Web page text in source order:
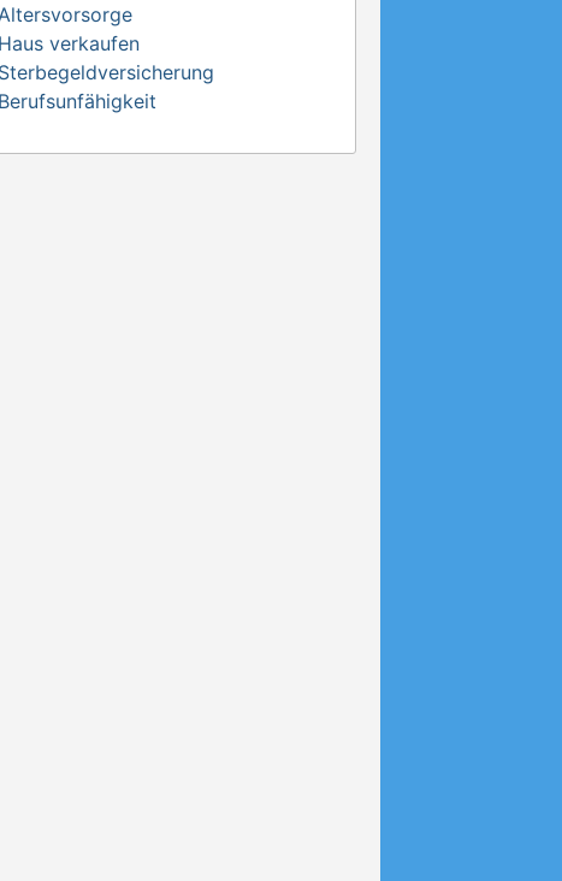
Haus verkaufen
Sterbegeldversicherung
Berufsunfähigkeit